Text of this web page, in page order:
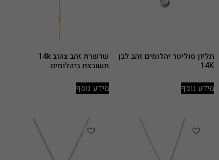
תליון סוליטר יהלומים זהב לבן
14K
מידע נוסף
שרשרת זהב צהוב 14k
משובצת ביהלומים
מידע נוסף